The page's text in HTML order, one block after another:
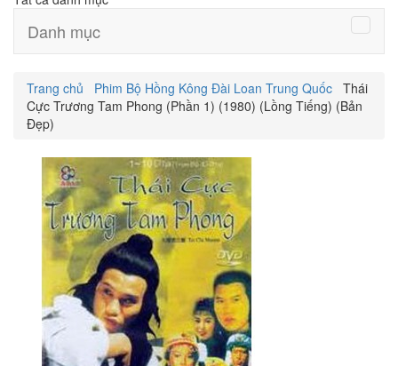
Danh mục
Trang chủ Phim Bộ Hồng Kông Đài Loan Trung Quốc Thái
Cực Trương Tam Phong (Phần 1) (1980) (Lồng Tiếng) (Bản
Đẹp)